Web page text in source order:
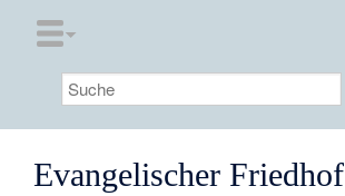
Evangelischer Friedhof